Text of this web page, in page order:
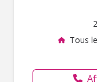
Tous